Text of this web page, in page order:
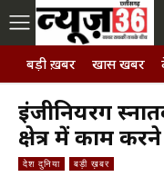
बड़ी ख़बर खास खबर
इंजीनियरिंग
क्षेत्र में काम
देश दुनिया बड़ी ख़बर